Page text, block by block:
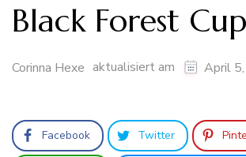
Black Forest
Corinna Hexe aktualisiert am April
Facebook Twitter